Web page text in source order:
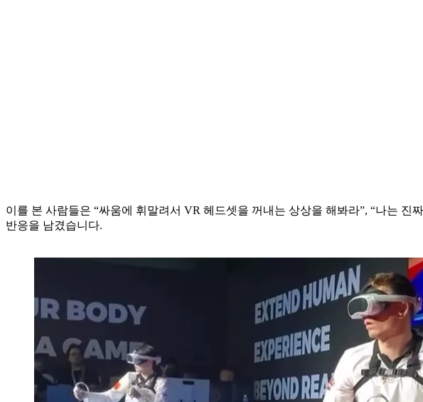
이를 본 사람들은 “싸움에 휘말려서 VR 헤드셋을 꺼내는 상상을 해봐라”, “나는
반응을 남겼습니다.